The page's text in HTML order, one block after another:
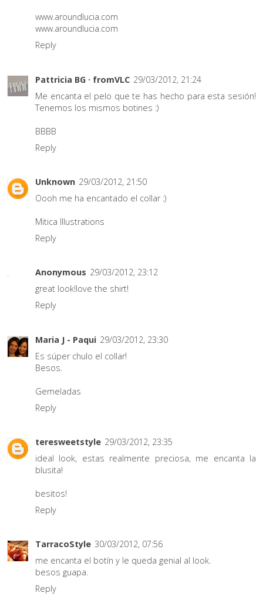
www.aroundlucia.com
www.aroundlucia.com
Reply
Pattricia BG · fromVLC 29/03/2012, 21:24
Me encanta el pelo que te has hecho para esta sesión!
Tenemos los mismos botines :)
BBBB
Reply
Unknown 29/03/2012, 21:50
Oooh me ha encantado el collar :)
Mitica Illustrations
Reply
Anonymous 29/03/2012, 23:12
great look!love the shirt!
Reply
Maria J - Paqui 29/03/2012, 23:30
Es súper chulo el collar!
Besos.
Gemeladas
Reply
teresweetstyle 29/03/2012, 23:35
ideal look, estas realmente preciosa, me encanta la
blusita!
besitos!
Reply
TarracoStyle 30/03/2012, 07:56
me encanta el botín y le queda genial al look.
besos guapa.
Reply